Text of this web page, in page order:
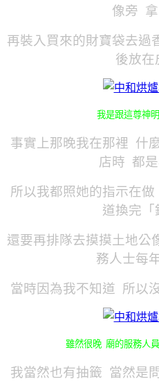
像旁
再裝入買來的財寶袋去
後放在
我是跟這尊神
事實上那晚我在那裡 什
店時 都
所以我都照她的指示在
道換完「
還要再排隊去摸摸土地公
務人士每
當時因為我不知道 所以
雖然很晚 廟的服務人
我當然也有抽籤 當然是